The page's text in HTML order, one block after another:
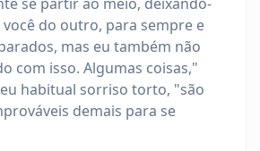
do outro, para sempre e
mas eu também não
com isso. Algumas coisas,"
habitual sorriso torto, "são
demais para se